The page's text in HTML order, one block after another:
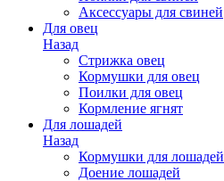
Аксессуары для свиней
Для овец
Назад
Стрижка овец
Кормушки для овец
Поилки для овец
Кормление ягнят
Для лошадей
Назад
Кормушки для лошадей
Доение лошадей